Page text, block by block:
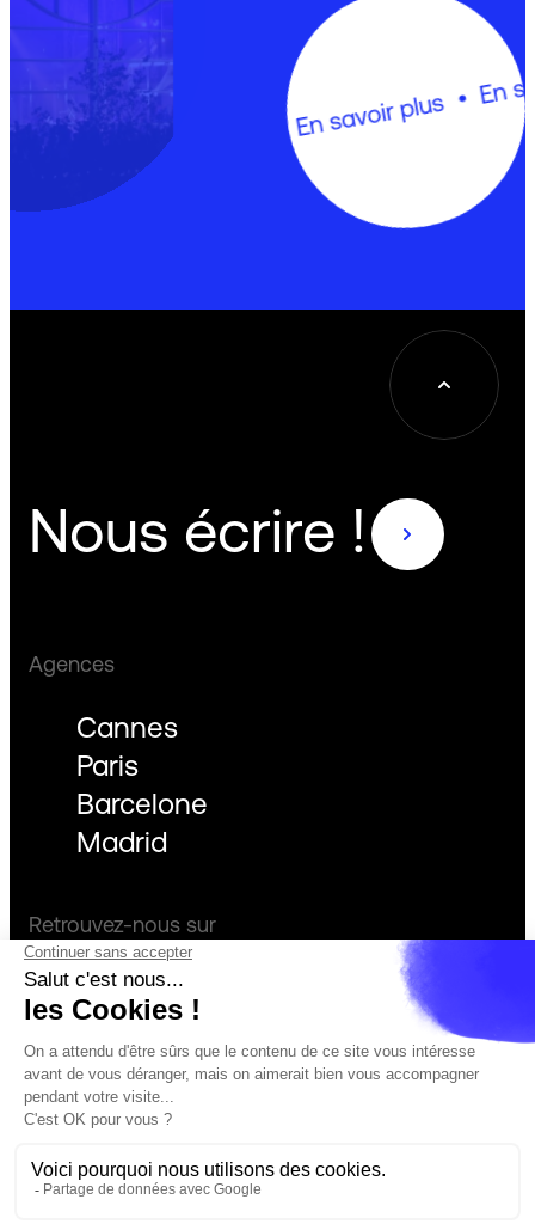
En savoir plus
En savoir plus
En
Nous écrire !
Agences
Cannes
Paris
Barcelone
Madrid
Retrouvez-nous sur
Facebook
Instagram
LinkedIn
Actualités Confidentialité